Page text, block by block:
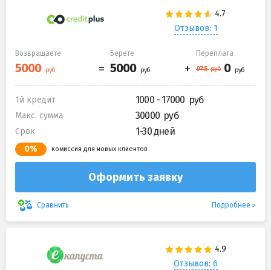
Отзывов: 1
Возвращаете Берете Переплата
1й кредит 1000 - 17000
Макс. сумма 30000
Срок 1-30 дней
0% комиссия для новых клиентов
Оформить заявку
Сравнить Подробнее
Отзывов: 6